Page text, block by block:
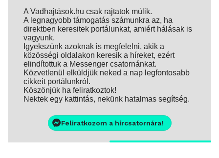
A Vadhajtások.hu csak rajtatok múlik.
A legnagyobb támogatás számunkra az, ha
direktben keresitek portálunkat, amiért hálásak is
vagyunk.
Igyekszünk azoknak is megfelelni, akik a
közösségi oldalakon keresik a híreket, ezért
elindítottuk a Messenger csatornánkat.
Közvetlenül elküldjük neked a nap legfontosabb
cikkeit portálunkról.
Köszönjük ha feliratkoztok!
Nektek egy kattintás, nekünk hatalmas segítség.
Feliratkozom a hírcsatornára!